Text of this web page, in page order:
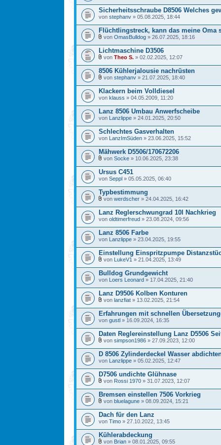
Sicherheitsschraube D8506 Welches
von stephanv » 05.08.2025, 18:44
Flüchtlingstreck, kann das meine Oma
von OmasBulldog » 26.07.2025, 18:16
Lichtmaschine D3506
von Theo S. » 02.02.2025, 12:07
8506 Kühlerjalousie nachrüsten
von stephanv » 21.07.2025, 18:40
Klackern beim Volldiesel
von klauss » 04.05.2009, 11:20
Lanz 8506 Umbau Anwerfscheibe
von Lanzlippe » 24.01.2025, 20:50
Schlechtes Gasverhalten
von LanzImSüden » 23.06.2025, 15:52
Mähwerk D5506/170672206
von Socke » 10.06.2025, 23:38
Ursus C451
von Seppl » 05.05.2025, 06:40
Typbestimmung
von werdscher » 24.04.2025, 16:42
Lanz Reglerschwungrad 10l Nachkrieg
von oldtimerfreud » 23.08.2024, 09:56
Lanz 8506 Farbe
von Lanzlippe » 23.04.2025, 19:55
Einstellung Einspritzpumpe
von LukeV1 » 21.04.2025, 13:49
Bulldog Grundgewicht
von Loers Leonard » 17.04.2025, 21:40
Lanz D9506 Kolben Konturen
von lanzfiat » 13.02.2025, 21:54
Erfahrungen mit schnellen
von gustl » 16.09.2024, 16:35
Daten Reglereinstellung Lanz D5506
von simpson1986 » 27.09.2023, 12:00
D 8506 Zylinderdeckel Wasser
von Lanzlippe » 05.02.2025, 12:47
D7506 undichte Glühnase
von Rossi 1970 » 31.07.2023, 12:07
Bremsen einstellen 7506 Vorkrieg
von bluelagune » 08.09.2024, 15:21
Dach für den Lanz
von Timo » 27.10.2022, 13:45
Kühlerabdeckung
von Brian » 08.01.2025, 09:55